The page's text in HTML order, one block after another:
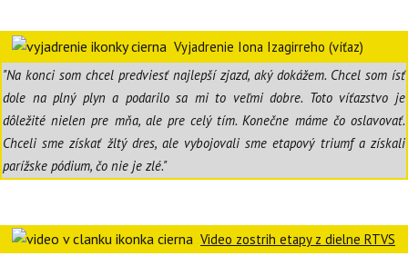
Vyjadrenie Iona Izagirreho (víťaz)
"Na konci som chcel predviesť najlepší zjazd, aký dokážem. Chcel som ísť
dole na plný plyn a podarilo sa mi to veľmi dobre. Toto víťazstvo je
dôležité nielen pre mňa, ale pre celý tím. Konečne máme čo oslavovať.
Chceli sme získať žltý dres, ale vybojovali sme etapový triumf a získali
parížske pódium, čo nie je zlé."
Video zostrih etapy z dielne RTVS